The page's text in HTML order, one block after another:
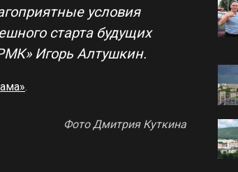
условия
старта будущих
Игорь Алтушкин.
.
Фото Дмитрия Куткина